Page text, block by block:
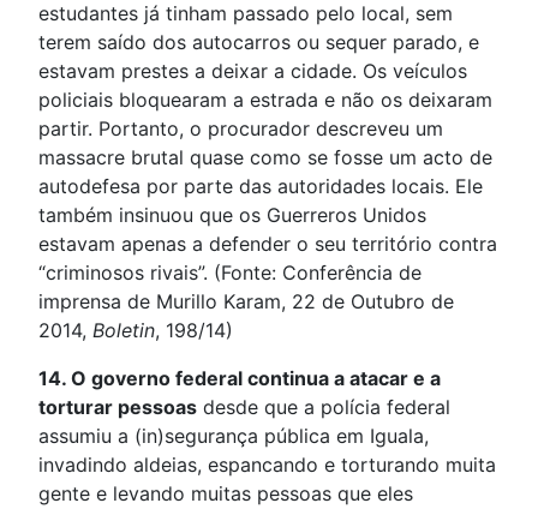
estudantes já tinham passado pelo local, sem
terem saído dos autocarros ou sequer parado, e
estavam prestes a deixar a cidade. Os veículos
policiais bloquearam a estrada e não os deixaram
partir. Portanto, o procurador descreveu um
massacre brutal quase como se fosse um acto de
autodefesa por parte das autoridades locais. Ele
também insinuou que os Guerreros Unidos
estavam apenas a defender o seu território contra
“criminosos rivais”. (Fonte: Conferência de
imprensa de Murillo Karam, 22 de Outubro de
2014, Boletin, 198/14)
14. O governo federal continua a atacar e a
torturar pessoas desde que a polícia federal
assumiu a (in)segurança pública em Iguala,
invadindo aldeias, espancando e torturando muita
gente e levando muitas pessoas que eles